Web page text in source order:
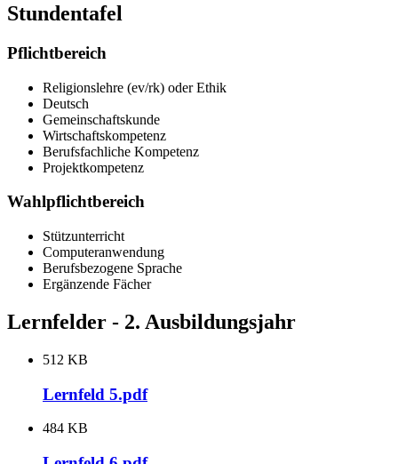
Stundentafel
Pflichtbereich
Religionslehre (ev/rk) oder Ethik
Deutsch
Gemeinschaftskunde
Wirtschaftskompetenz
Berufsfachliche Kompetenz
Projektkompetenz
Wahlpflichtbereich
Stützunterricht
Computeranwendung
Berufsbezogene Sprache
Ergänzende Fächer
Lernfelder - 2. Ausbildungsjahr
512 KB
Lernfeld 5.pdf
484 KB